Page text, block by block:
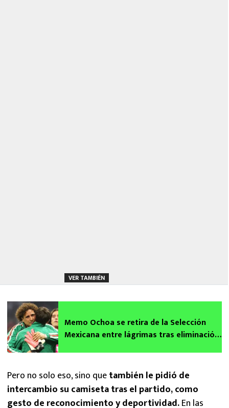
VER TAMBIÉN
Memo Ochoa se retira de la Selección
Mexicana entre lágrimas tras eliminación
Pero no solo eso, sino quetambién le pidió de
intercambio su camiseta tras el partido, como
gesto de reconocimiento y deportividad.En las